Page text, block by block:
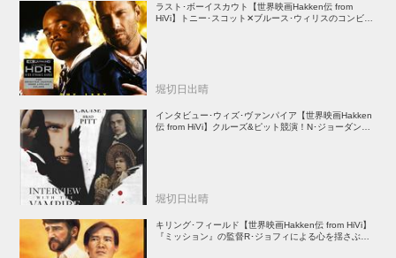
ラスト･ボーイスカウト【世界映画Hakken伝 from
HiVi】トニー･スコット✕ブルース･ウィリスのコンビが
堀切日出晴
インタビュー･ウィズ･ヴァンパイア【世界映画Hakken
伝 from HiVi】クルーズ&ピット競演！N･ジョーダン監
堀切日出晴
キリング･フィールド【世界映画Hakken伝 from HiVi】
『ミッション』の監督R･ジョフィによる心を揺さぶる